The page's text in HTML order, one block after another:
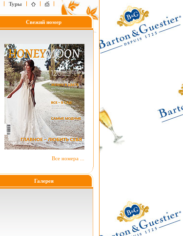
Туры
Свежий номер
Все номера ...
Галерея